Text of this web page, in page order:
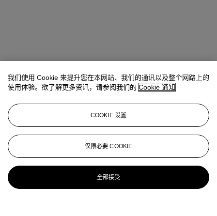
我们使用 Cookie 来提升您在本网站、我们的通讯以及整个网路上的
使用体验。欲了解更多资讯，请参阅我们的 Cookie 通知
COOKIE 设置
仅限必要 COOKIE
全部接受